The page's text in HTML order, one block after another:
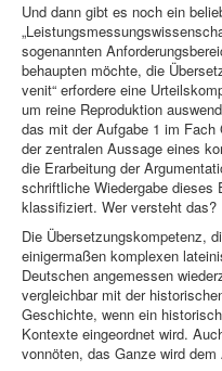
Und dann gibt es noch ein
sogenannten
behaupten möchte, die
venit“ erfordere eine
um reine Reproduktion
das mit der Aufgabe 1 im
der zentralen Aussage eines
die Erarbeitung der
schriftliche Wiedergabe dieses
klassifiziert. Wer versteht das?
Die Übersetzungskompetenz,
einigermaßen komplexen
Deutschen angemessen
vergleichbar mit der
Geschichte, wenn ein
Kontexte eingeordnet wird.
vonnöten, das Ganze wird